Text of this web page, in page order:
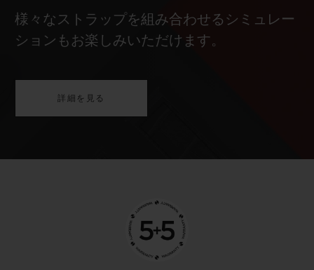
様々なストラップを組み合わせるシミュレー
ションもお楽しみいただけます。
詳細を見る